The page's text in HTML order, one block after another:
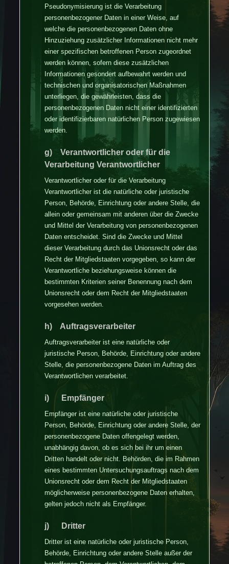
Pseudonymisierung ist die Verarbeitung
personenbezogener Daten in einer Weise, auf
welche die personenbezogenen Daten ohne
Hinzuziehung zusätzlicher Informationen nicht mehr
einer spezifischen betroffenen Person zugeordnet
werden können, sofern diese zusätzlichen
Informationen gesondert aufbewahrt werden und
technischen und organisatorischen Maßnahmen
unterliegen, die gewährleisten, dass die
personenbezogenen Daten nicht einer identifizierten
oder identifizierbaren natürlichen Person zugewiesen
werden.
g) Verantwortlicher oder für die
Verarbeitung Verantwortlicher
Verantwortlicher oder für die Verarbeitung
Verantwortlicher ist die natürliche oder juristische
Person, Behörde, Einrichtung oder andere Stelle, die
allein oder gemeinsam mit anderen über die Zwecke
und Mittel der Verarbeitung von personenbezogenen
Daten entscheidet. Sind die Zwecke und Mittel
dieser Verarbeitung durch das Unionsrecht oder das
Recht der Mitgliedstaaten vorgegeben, so kann der
Verantwortliche beziehungsweise können die
bestimmten Kriterien seiner Benennung nach dem
Unionsrecht oder dem Recht der Mitgliedstaaten
vorgesehen werden.
h) Auftragsverarbeiter
Auftragsverarbeiter ist eine natürliche oder
juristische Person, Behörde, Einrichtung oder andere
Stelle, die personenbezogene Daten im Auftrag des
Verantwortlichen verarbeitet.
i) Empfänger
Empfänger ist eine natürliche oder juristische
Person, Behörde, Einrichtung oder andere Stelle, der
personenbezogene Daten offengelegt werden,
unabhängig davon, ob es sich bei ihr um einen
Dritten handelt oder nicht. Behörden, die im Rahmen
eines bestimmten Untersuchungsauftrags nach dem
Unionsrecht oder dem Recht der Mitgliedstaaten
möglicherweise personenbezogene Daten erhalten,
gelten jedoch nicht als Empfänger.
j) Dritter
Dritter ist eine natürliche oder juristische Person,
Behörde, Einrichtung oder andere Stelle außer der